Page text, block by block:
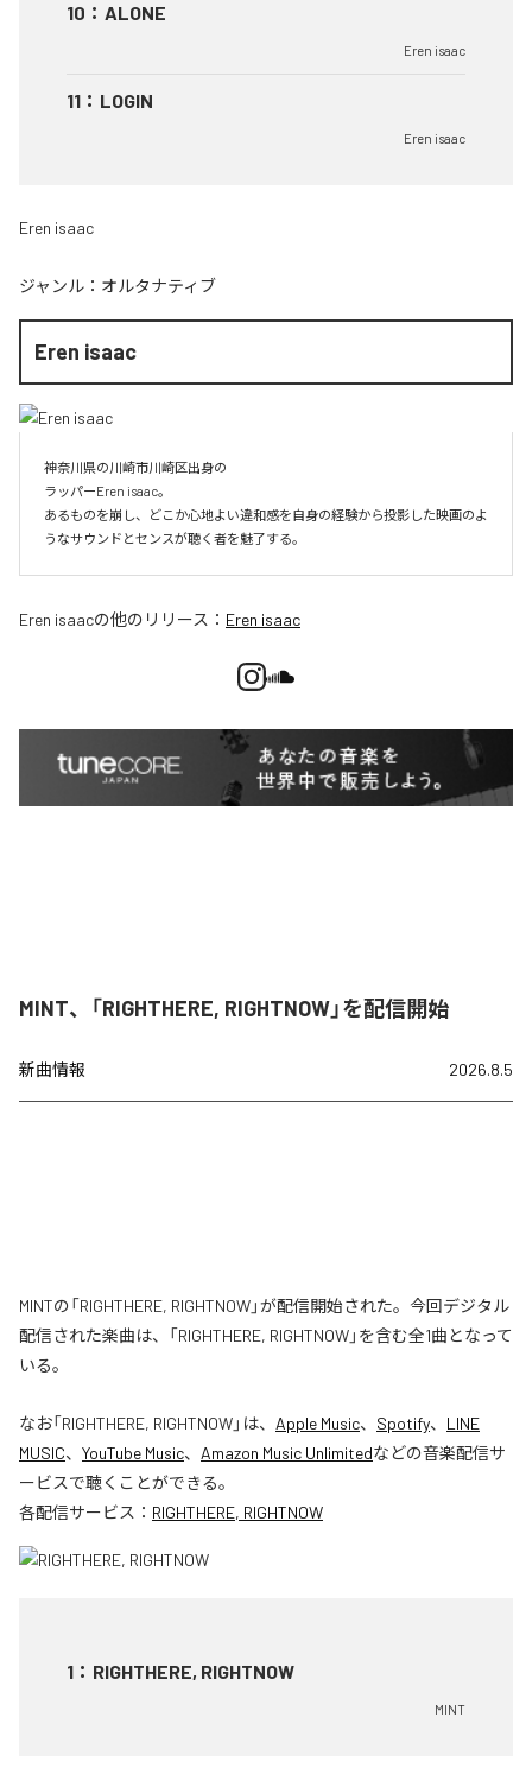
10 ： ALONE
Eren isaac
11 ： LOGIN
Eren isaac
Eren isaac
ジャンル： オルタナティブ
Eren isaac
神奈川県の川崎市川崎区出身の
ラッパーEren isaac。
あるものを崩し、どこか心地よい違和感を自身の経験から投影した映画のよ
うなサウンドとセンスが聴く者を魅了する。
Eren isaacの他のリリース： Eren isaac
MINT、「RIGHTHERE, RIGHTNOW」を配信開始
新曲情報 2026.8.5
MINTの「RIGHTHERE, RIGHTNOW」が配信開始された。今回デジタル
配信された楽曲は、「RIGHTHERE, RIGHTNOW」を含む全1曲となって
いる。
なお「RIGHTHERE, RIGHTNOW」は、 Apple Music、 Spotify、 LINE
MUSIC、 YouTube Music、 Amazon Music Unlimitedなどの音楽配信サ
ービスで聴くことができる。
各配信サービス： RIGHTHERE, RIGHTNOW
1 ： RIGHTHERE, RIGHTNOW
MINT